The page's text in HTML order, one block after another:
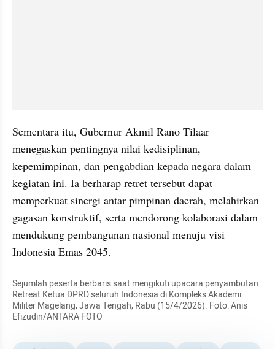
Sementara itu, Gubernur Akmil Rano Tilaar
menegaskan pentingnya nilai kedisiplinan,
kepemimpinan, dan pengabdian kepada negara dalam
kegiatan ini. Ia berharap retret tersebut dapat
memperkuat sinergi antar pimpinan daerah, melahirkan
gagasan konstruktif, serta mendorong kolaborasi dalam
mendukung pembangunan nasional menuju visi
Indonesia Emas 2045.
Sejumlah peserta berbaris saat mengikuti upacara penyambutan
Retreat Ketua DPRD seluruh Indonesia di Kompleks Akademi
Militer Magelang, Jawa Tengah, Rabu (15/4/2026). Foto: Anis
Efizudin/ANTARA FOTO